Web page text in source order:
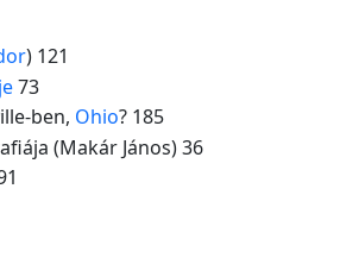
) 121
73
ben, Ohio? 185
(Makár János) 36